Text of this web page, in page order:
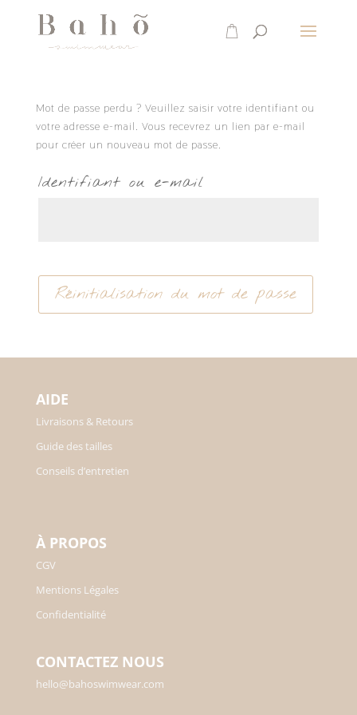
Mot de passe perdu ? Veuillez saisir votre identifiant ou
votre adresse e-mail. Vous recevrez un lien par e-mail
pour créer un nouveau mot de passe.
Identifiant ou e-mail
Réinitialisation du mot de passe
AIDE
Livraisons & Retours
Guide des tailles
Conseils d’entretien
À PROPOS
CGV
Mentions Légales
Confidentialité
CONTACTEZ NOUS
hello@bahoswimwear.com